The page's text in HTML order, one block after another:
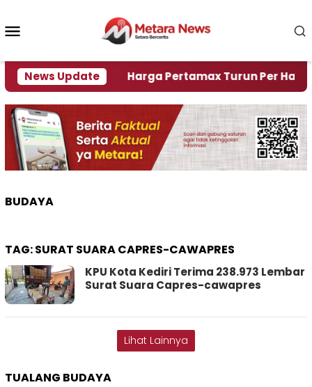
konten
News Update
Krisi Air Harga Pertamax Turun Per Hari Ini,
BUDAYA
TAG:SURAT SUARA CAPRES-CAWAPRES
KPU Kota Kediri Terima 238.973 Lembar
Surat Suara Capres-cawapres
Lihat Lainnya
TUALANG BUDAYA